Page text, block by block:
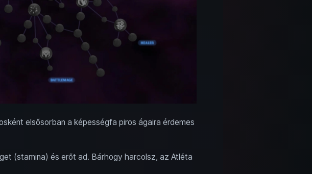
elsősorban a képességfa piros ágaira érdemes
(stamina) és erőt ad. Bárhogy harcolsz, az Atléta